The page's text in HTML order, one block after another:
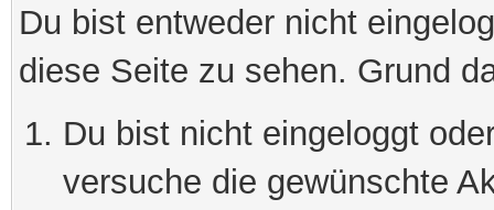
Du bist entweder nicht
diese Seite zu sehen. Grund
Du bist nicht eingeloggt
versuche die gewünschte